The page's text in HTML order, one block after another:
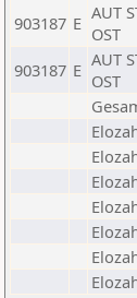
903187 E AUT
OST
903187 E AUT
OST